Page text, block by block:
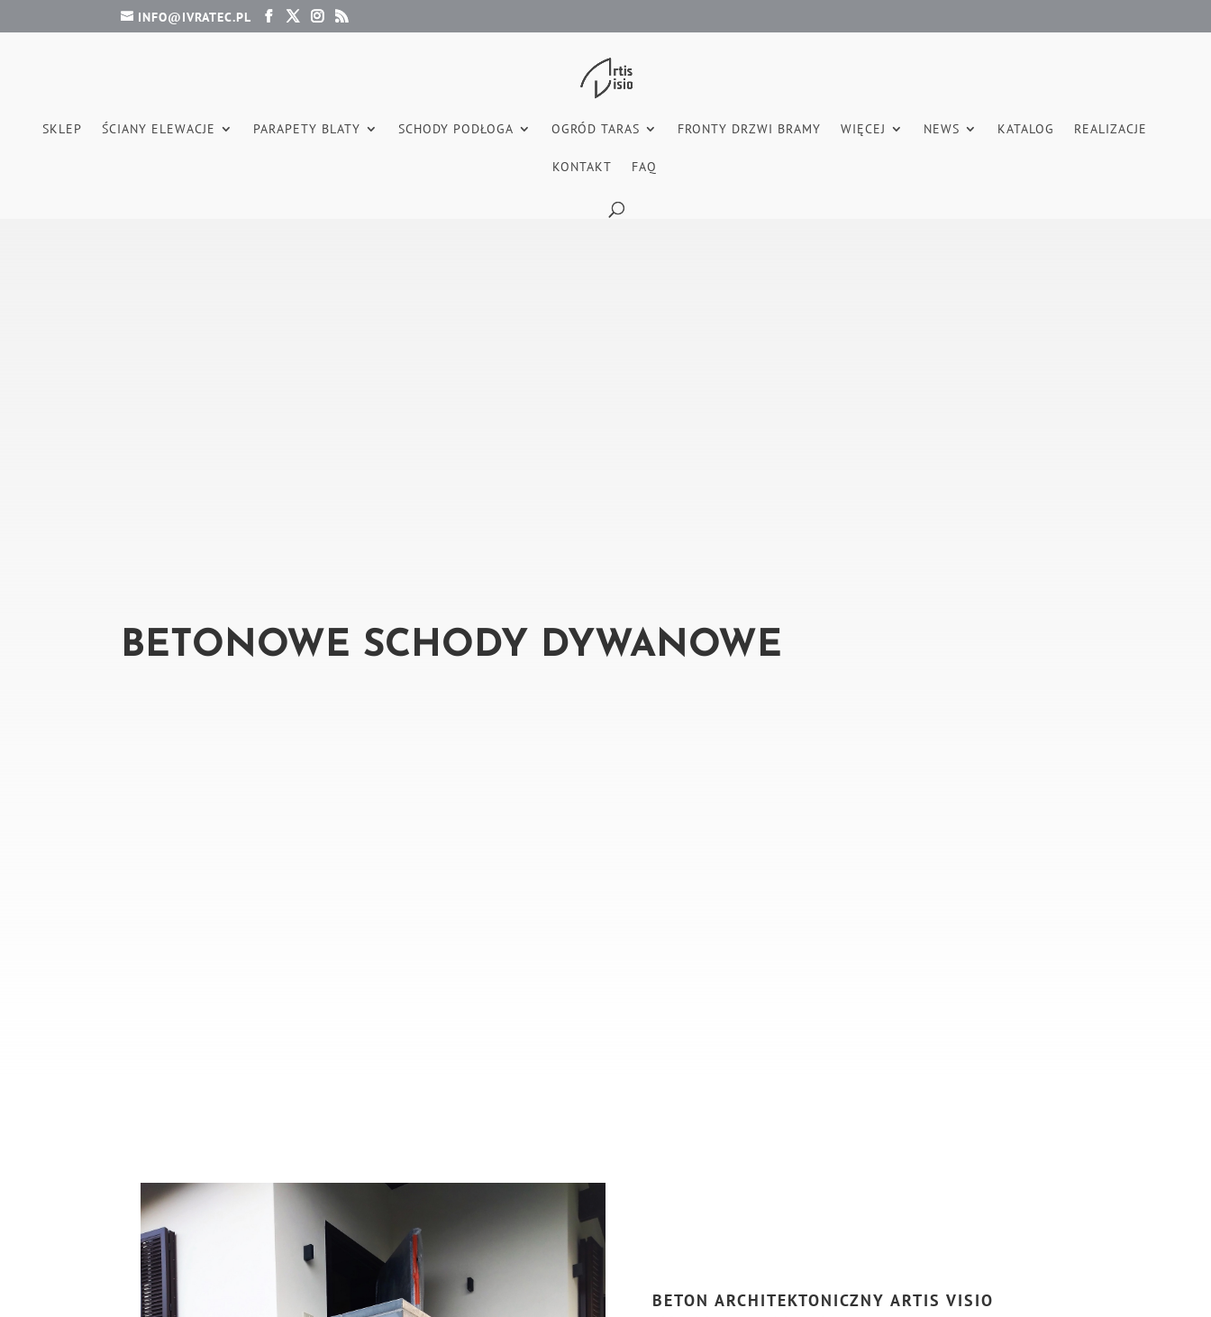
INFO@IVRATEC.PL
SKLEP ŚCIANY ELEWACJE PARAPETY BLATY SCHODY PODŁOGA OGRÓD TARAS FRONTY DRZWI BRAMY WIĘCEJ NEWS KATALOG REALIZACJE
KONTAKT FAQ
BETONOWE SCHODY DYWANOWE
BETON ARCHITEKTONICZNY ARTIS VISIO